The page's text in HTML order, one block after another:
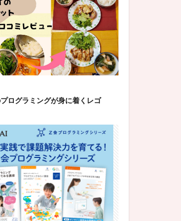
ログラミングが身に着くレゴ